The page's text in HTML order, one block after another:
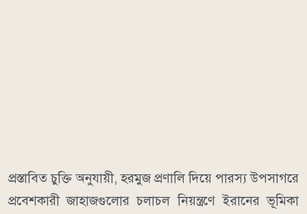
প্রস্তাবিত চুক্তি অনুযায়ী, হরমুজ প্রণালি দিয়ে পারস্য উপসাগরে
প্রবেশকারী জাহাজগুলোর চলাচল নিয়ন্ত্রণে ইরানের ভূমিকা